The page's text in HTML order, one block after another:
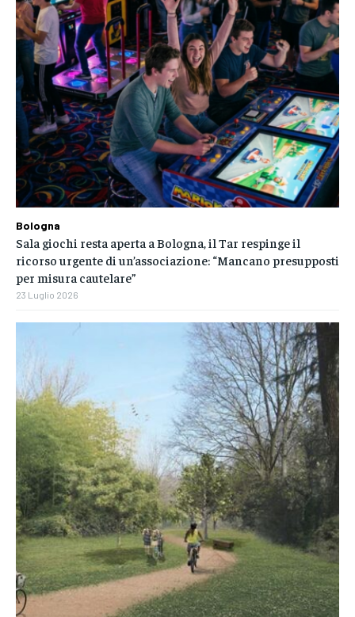
Bologna
Sala giochi resta aperta a Bologna, il Tar respinge il
ricorso urgente di un’associazione: “Mancano presupposti
per misura cautelare”
23 Luglio 2026